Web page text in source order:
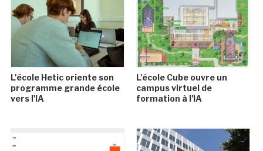
L'école Hetic oriente son
programme grande école
vers l'IA
L'école Cube ouvre un
campus virtuel de
formation à l'IA